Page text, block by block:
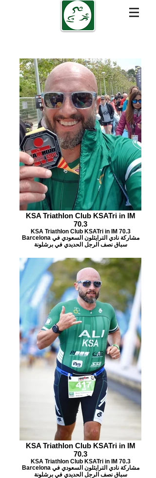
KSA Triathlon Club KSATri in IM
70.3
KSA Triathlon Club KSATri in IM 70.3
Barcelona مشاركة نادي الترايثلون السعودي في
سباق نصف الرجل الحديدي في برشلونة
KSA Triathlon Club KSATri in IM
70.3
KSA Triathlon Club KSATri in IM 70.3
Barcelona مشاركة نادي الترايثلون السعودي في
سباق نصف الرجل الحديدي في برشلونة